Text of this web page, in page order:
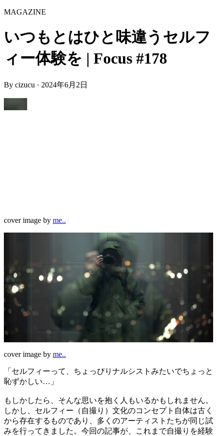
MAGAZINE
いつもとはひと味違うセルフ
ィー体験を | Focus #178
By cizucu · 2024年6月2日
cover image by me..
cover image by me..
「セルフィーって、ちょっぴりナルシストみたいでちょっと
恥ずかしい…」
もしかしたら、そんな思いを抱く人もいるかもしれません。
しかし、セルフィー（自撮り）文化のコンセプト自体は古く
から存在するものであり、多くのアーティストたちが同じ試
みを行ってきました。今回の記事が、これまで自撮りを経験